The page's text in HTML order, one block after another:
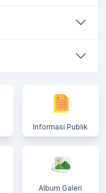
Informasi Publik
Album Galeri